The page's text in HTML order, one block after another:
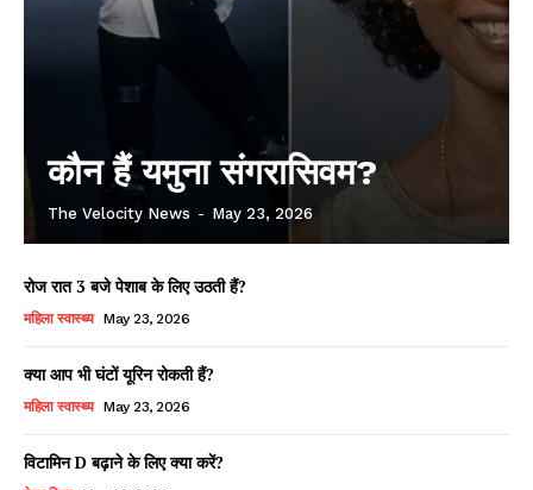
कौन हैं यमुना संगरासिवम?
The Velocity News - May 23, 2026
रोज रात 3 बजे पेशाब के लिए उठती हैं?
महिला स्वास्थ्य May 23, 2026
क्या आप भी घंटों यूरिन रोकती हैं?
महिला स्वास्थ्य May 23, 2026
विटामिन D बढ़ाने के लिए क्या करें?